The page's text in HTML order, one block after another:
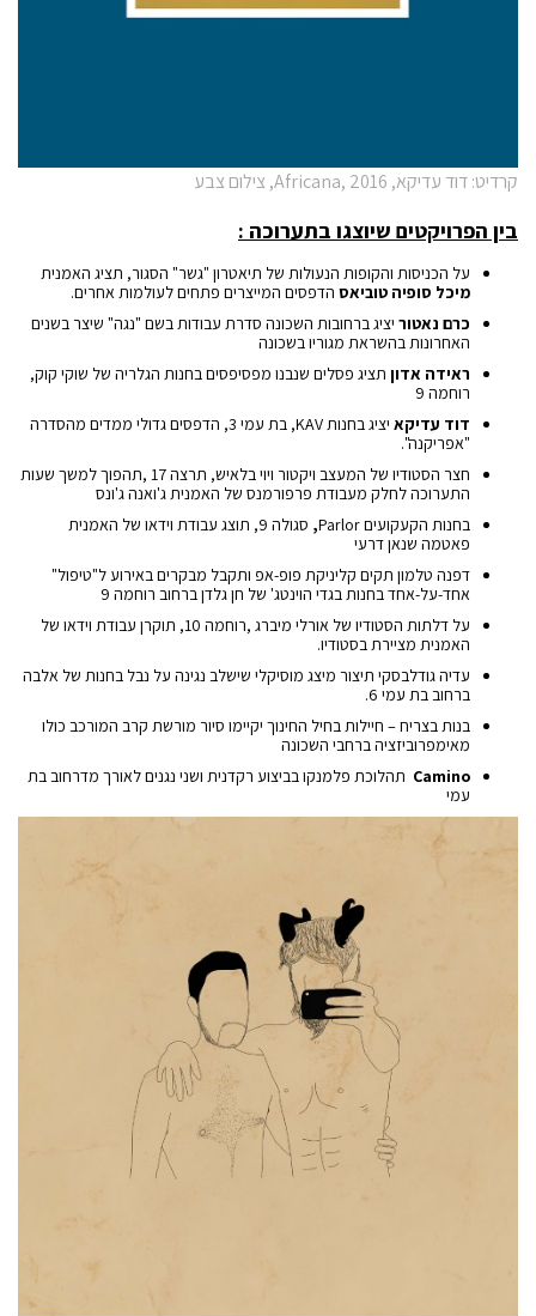
קרדיט: דוד עדיקא, Africana, 2016, צילום צבע
בין הפרויקטים שיוצגו בתערוכה :
על הכניסות והקופות הנעולות של תיאטרון "גשר" הסגור, תציג האמנית
מיכל סופיה טוביאס הדפסים המייצרים פתחים לעולמות אחרים.
כרם נאטור יציג ברחובות השכונה סדרת עבודות בשם "נגה" שיצר בשנים
האחרונות בהשראת מגוריו בשכונה
ראידה אדון תציג פסלים שנבנו מפסיפסים בחנות הגלריה של שוקי קוק,
רוחמה 9
דוד עדיקא
יציג בחנות KAV, בת עמי 3, הדפסים גדולי ממדים מהסדרה
"אפריקנה".
חצר הסטודיו של המעצב ויקטור ויוי בלאיש, תרצה 17 ,תהפוך למשך שעות
התערוכה לחלק מעבודת פרפורמנס של האמנית ג'ואנה ג'ונס
בחנות הקעקועים Parlor
,
סגולה 9, תוצג עבודת וידאו של האמנית
פאטמה שנאן דרעי
דפנה טלמון תקים קליניקת פופ-אפ ותקבל מבקרים באירוע ל"טיפול"
אחד-על-אחד בחנות בגדי הוינטג' של חן גלדן ברחוב רוחמה 9
על דלתות הסטודיו של אורלי מיברג ,רוחמה 10, תוקרן עבודת וידאו של
האמנית מציירת בסטודיו.
עדיה גודלבסקי תיצור מיצג מוסיקלי שישלב נגינה על נבל בחנות של אלבה
ברחוב בת עמי 6.
בנות בצריח – חיילות בחיל החינוך יקיימו סיור מורשת קרב המורכב כולו
מאימפרוביזציה ברחבי השכונה
Camino תהלוכת פלמנקו בביצוע רקדנית ושני נגנים לאורך מדרחוב בת
עמי